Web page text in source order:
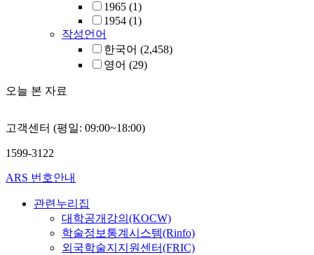
1965 (1)
1954 (1)
작성언어
한국어 (2,458)
영어 (29)
오늘 본 자료
고객센터 (평일: 09:00~18:00)
1599-3122
ARS 번호안내
관련누리집
대학공개강의(KOCW)
학술정보통계시스템(Rinfo)
외국학술지지원센터(FRIC)